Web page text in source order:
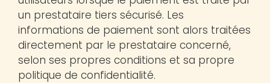
un prestataire tiers sécurisé. Les
informations de paiement sont alors traitées
directement par le prestataire concerné,
selon ses propres conditions et sa propre
politique de confidentialité.